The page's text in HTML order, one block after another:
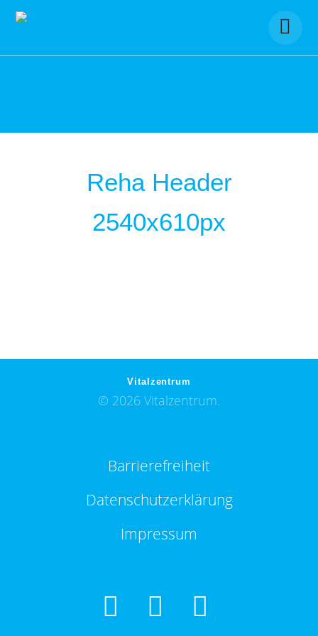
to
Reha Header
2540x610px
Vitalzentrum
© 2026 Vitalzentrum.
Barrierefreiheit
Datenschutzerklärung
Impressum